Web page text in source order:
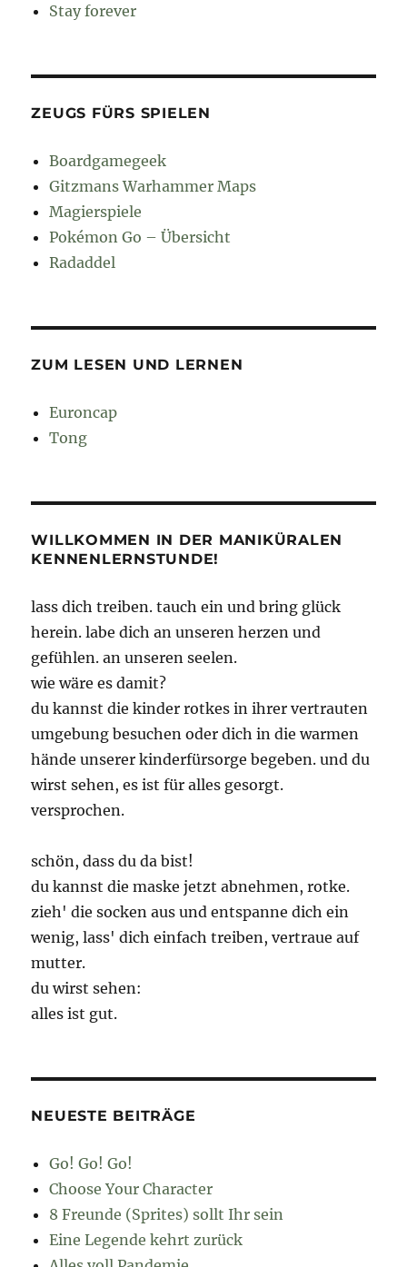
Stay forever
ZEUGS FÜRS SPIELEN
Boardgamegeek
Gitzmans Warhammer Maps
Magierspiele
Pokémon Go – Übersicht
Radaddel
ZUM LESEN UND LERNEN
Euroncap
Tong
WILLKOMMEN IN DER MANIKÜRALEN
KENNENLERNSTUNDE!
lass dich treiben. tauch ein und bring glück
herein. labe dich an unseren herzen und
gefühlen. an unseren seelen.
wie wäre es damit?
du kannst die kinder rotkes in ihrer vertrauten
umgebung besuchen oder dich in die warmen
hände unserer kinderfürsorge begeben. und du
wirst sehen, es ist für alles gesorgt.
versprochen.
schön, dass du da bist!
du kannst die maske jetzt abnehmen, rotke.
zieh' die socken aus und entspanne dich ein
wenig, lass' dich einfach treiben, vertraue auf
mutter.
du wirst sehen:
alles ist gut.
NEUESTE BEITRÄGE
Go! Go! Go!
Choose Your Character
8 Freunde (Sprites) sollt Ihr sein
Eine Legende kehrt zurück